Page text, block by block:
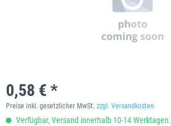
0,58 € *
Preise inkl. gesetzlicher MwSt. zzgl. Versandkosten
Verfügbar, Versand innerhalb 10-14 Werktagen.